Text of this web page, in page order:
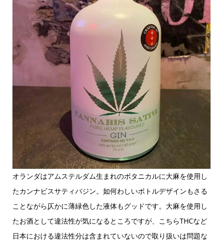
オランダはアムステルダム生まれのボタニカルに大麻を使用し
たカンナビスサティバジン。如何わしいボトルデザインもさる
ことながら仄かに薄緑色した液体もグッドです。大麻を使用し
たお酒として違法性が気になるところですが、こちらTHCなど
日本における違法性分は含まれていないので取り扱いは問題な